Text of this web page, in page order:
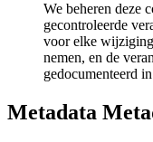
We beheren deze
gecontroleerde
voor elke
nemen, en de
gedocumenteerd
Metadata